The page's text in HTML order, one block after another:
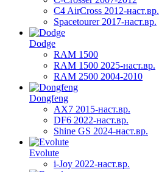
C4 AirCross 2012-наст.вр.
Spacetourer 2017-наст.вр.
Dodge
RAM 1500
RAM 1500 2025-наст.вр.
RAM 2500 2004-2010
Dongfeng
AX7 2015-наст.вр.
DF6 2022-наст.вр.
Shine GS 2024-наст.вр.
Evolute
i-Joy 2022-наст.вр.